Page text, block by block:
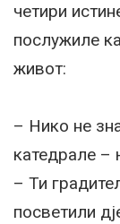
четири
послужиле
живот:
– Нико не
катедрале –
– Ти
посветили